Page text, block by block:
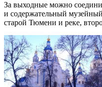
За выходные можно
и содержательный
старой Тюмени и реке,